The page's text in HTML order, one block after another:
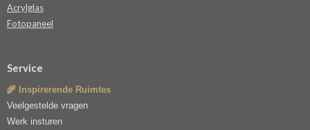
Acrylglas
Fotopaneel
Service
🌾 Inspirerende Ruimtes
Veelgestelde vragen
Werk insturen